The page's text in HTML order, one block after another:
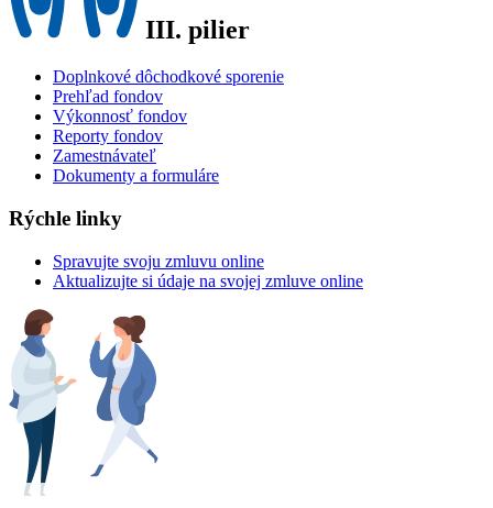
III. pilier
Doplnkové dôchodkové sporenie
Prehľad fondov
Výkonnosť fondov
Reporty fondov
Zamestnávateľ
Dokumenty a formuláre
Rýchle linky
Spravujte svoju zmluvu online
Aktualizujte si údaje na svojej zmluve online